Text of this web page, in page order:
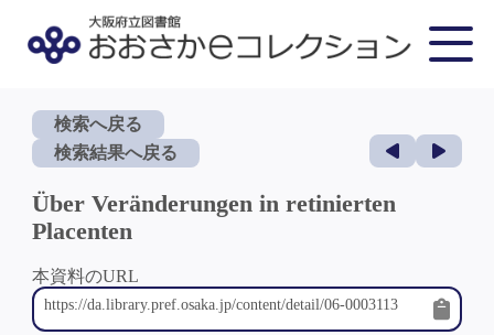
検索へ戻る
検索結果へ戻る
Über Veränderungen in retinierten
Placenten
本資料のURL